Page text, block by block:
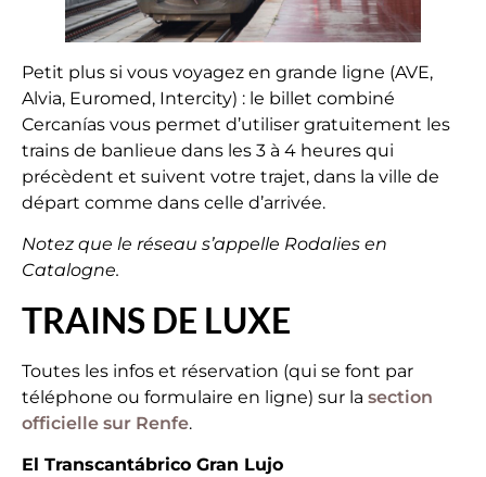
Petit plus si vous voyagez en grande ligne (AVE,
Alvia, Euromed, Intercity) : le billet combiné
Cercanías vous permet d’utiliser gratuitement les
trains de banlieue dans les 3 à 4 heures qui
précèdent et suivent votre trajet, dans la ville de
départ comme dans celle d’arrivée.
Notez que le réseau s’appelle Rodalies en
Catalogne.
TRAINS DE LUXE
Toutes les infos et réservation (qui se font par
téléphone ou formulaire en ligne) sur la section
officielle sur Renfe.
El Transcantábrico Gran Lujo